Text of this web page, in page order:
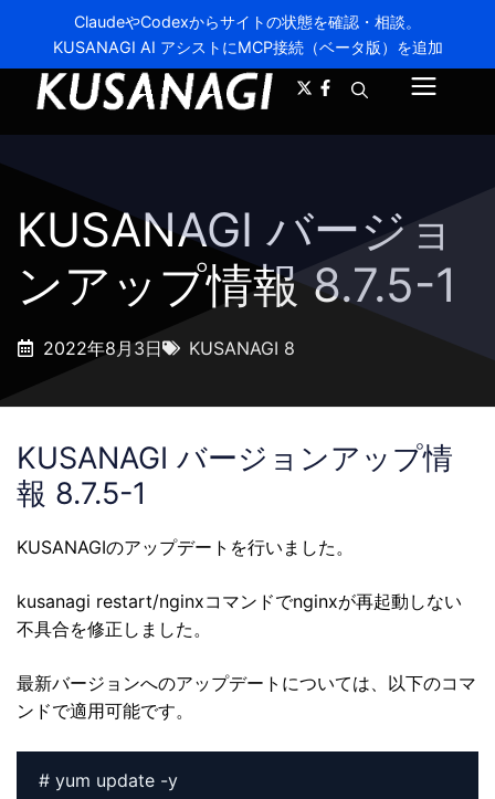
ClaudeやCodexからサイトの状態を確認・相談。
KUSANAGI AI アシストにMCP接続（ベータ版）を追加
ニ
KUSANAGI バージョ
ンアップ情報 8.7.5-1
2022年8月3日 KUSANAGI 8
KUSANAGI バージョンアップ情
報 8.7.5-1
KUSANAGIのアップデートを行いました。
kusanagi restart/nginxコマンドでnginxが再起動しない
不具合を修正しました。
最新バージョンへのアップデートについては、以下のコマ
ンドで適用可能です。
# yum update -y
A- A+